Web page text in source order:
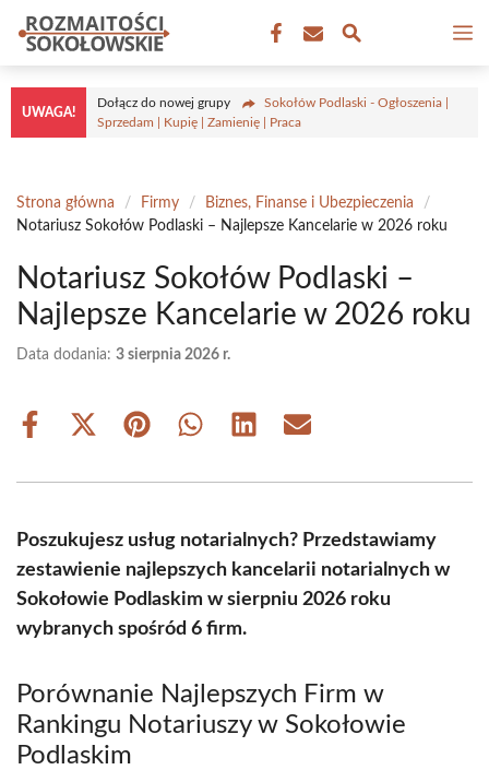
Przejdź
treści
UWAGA!
Dołącz do nowej grupy
Sokołów Podlaski - Ogłoszenia |
Sprzedam | Kupię | Zamienię | Praca
Strona główna / Firmy / Biznes, Finanse i Ubezpieczenia
/
Notariusz Sokołów Podlaski – Najlepsze Kancelarie w 2026 roku
Notariusz Sokołów Podlaski –
Najlepsze Kancelarie w 2026 roku
Data dodania: 3 sierpnia 2026 r.
Share
Share
(Twitter)
Share Share Share Share
Poszukujesz usług notarialnych? Przedstawiamy
zestawienie najlepszych kancelarii notarialnych w
Sokołowie Podlaskim w sierpniu 2026 roku
wybranych spośród 6 firm.
Porównanie Najlepszych Firm w
Rankingu Notariuszy w Sokołowie
Podlaskim